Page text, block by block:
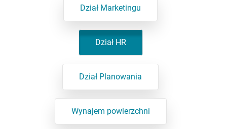
Dział Marketingu
Dział HR
Dział Planowania
Wynajem powierzchni